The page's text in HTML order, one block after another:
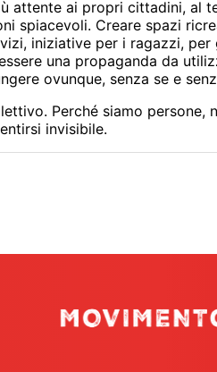
attente ai propri cittadini, al
spiacevoli. Creare spazi
iniziative per i ragazzi,
una propaganda da
ovunque, senza se e
Perché siamo persone,
invisibile.